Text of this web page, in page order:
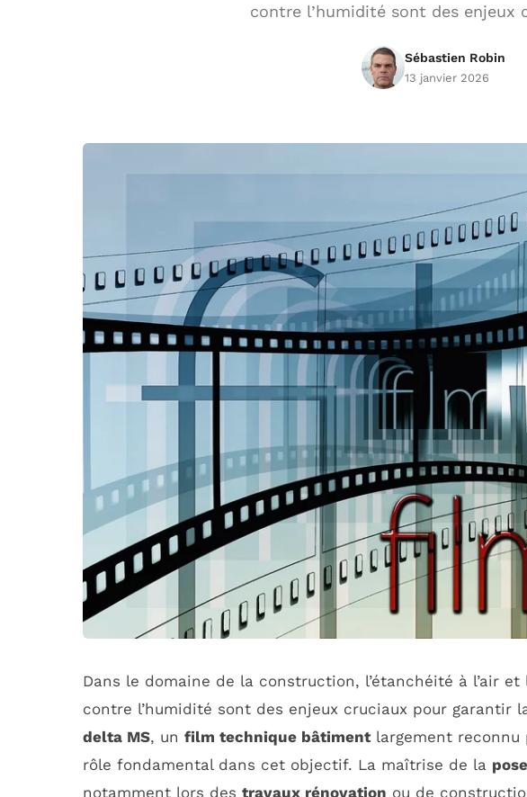
contre l’humidité sont des enjeux
Sébastien Robin
13 janvier 2026
Dans le domaine de la construction, l’étanchéité à l’air
contre l’humidité sont des enjeux cruciaux pour garantir
delta MS, un film technique bâtimentlargement reconnu
rôle fondamental dans cet objectif. La maîtrise de la
notamment lors des travaux rénovation ou de